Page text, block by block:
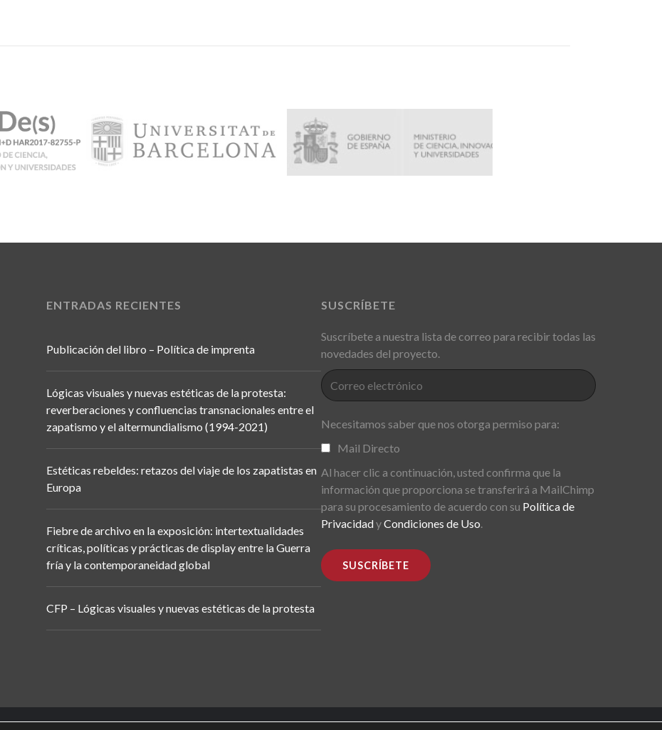
ENTRADAS RECIENTES
Publicación del libro – Política de imprenta
Lógicas visuales y nuevas estéticas de la protesta:
reverberaciones y confluencias transnacionales entre el
zapatismo y el altermundialismo (1994-2021)
Estéticas rebeldes: retazos del viaje de los zapatistas en
Europa
Fiebre de archivo en la exposición: intertextualidades
críticas, políticas y prácticas de display entre la Guerra
fría y la contemporaneidad global
CFP – Lógicas visuales y nuevas estéticas de la protesta
SUSCRÍBETE
Suscríbete a nuestra lista de correo para recibir todas las
novedades del proyecto.
Necesitamos saber que nos otorga permiso para:
Mail Directo
Al hacer clic a continuación, usted confirma que la
información que proporciona se transferirá a MailChimp
para su procesamiento de acuerdo con su Política de
PrivacidadyCondiciones de Uso.